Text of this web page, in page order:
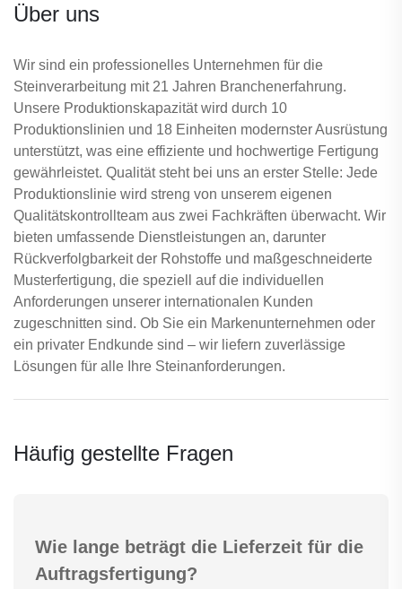
Über uns
Wir sind ein professionelles Unternehmen für die
Steinverarbeitung mit 21 Jahren Branchenerfahrung.
Unsere Produktionskapazität wird durch 10
Produktionslinien und 18 Einheiten modernster Ausrüstung
unterstützt, was eine effiziente und hochwertige Fertigung
gewährleistet. Qualität steht bei uns an erster Stelle: Jede
Produktionslinie wird streng von unserem eigenen
Qualitätskontrollteam aus zwei Fachkräften überwacht. Wir
bieten umfassende Dienstleistungen an, darunter
Rückverfolgbarkeit der Rohstoffe und maßgeschneiderte
Musterfertigung, die speziell auf die individuellen
Anforderungen unserer internationalen Kunden
zugeschnitten sind. Ob Sie ein Markenunternehmen oder
ein privater Endkunde sind – wir liefern zuverlässige
Lösungen für alle Ihre Steinanforderungen.
Häufig gestellte Fragen
Wie lange beträgt die Lieferzeit für die
Auftragsfertigung?